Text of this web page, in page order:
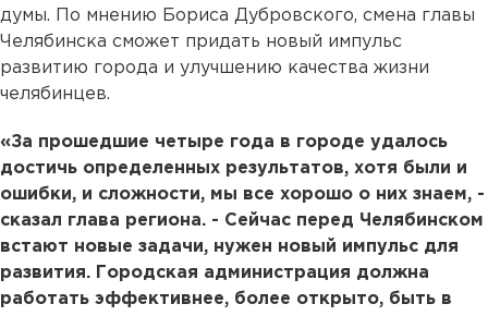
думы. По мнению Бориса Дубровского, смена главы
Челябинска сможет придать новый импульс
развитию города и улучшению качества жизни
челябинцев.
«За прошедшие четыре года в городе удалось
достичь определенных результатов, хотя были и
ошибки, и сложности, мы все хорошо о них знаем, -
сказал глава региона. - Сейчас перед Челябинском
встают новые задачи, нужен новый импульс для
развития. Городская администрация должна
работать эффективнее, более открыто, быть в